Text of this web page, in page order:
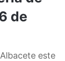
de
este